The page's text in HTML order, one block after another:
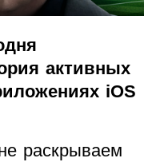
активных
iOS
раскрываем